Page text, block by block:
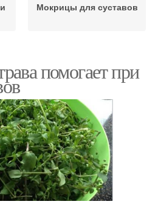
Мокрицы для суставов
помогает при